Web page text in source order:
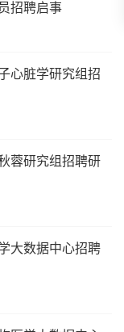
招聘启事
心脏学研究组招
蓉研究组招聘研
大数据中心招聘